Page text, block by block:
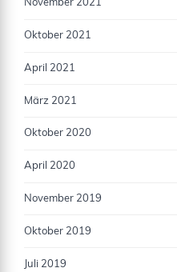
November 2021
Oktober 2021
April 2021
März 2021
Oktober 2020
April 2020
November 2019
Oktober 2019
Juli 2019